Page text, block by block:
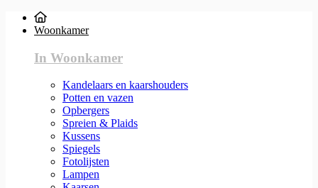
Woonkamer
In Woonkamer
Kandelaars en kaarshouders
Potten en vazen
Opbergers
Spreien & Plaids
Kussens
Spiegels
Fotolijsten
Lampen